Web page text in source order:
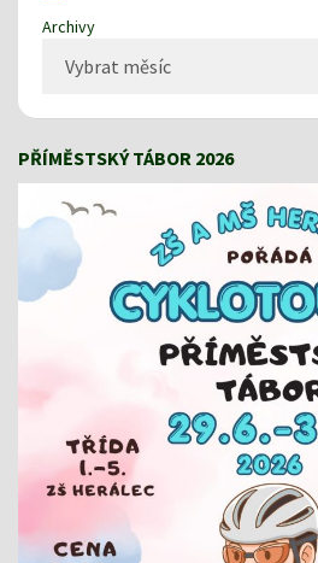
Archivy
PŘÍMĚSTSKÝ TÁBOR 2026